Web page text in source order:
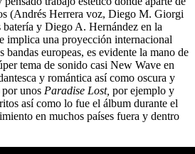
(Andrés Herrera voz, Diego M. Giorgi
y Diego A. Hernández en la
implica una proyección internacional
bandas europeas, es evidente la mano de
tema de sonido casi New Wave en
y romántica así como oscura y
unos Paradise Lost, por ejemplo y
así como lo fue el álbum durante el
en muchos países fuera y dentro